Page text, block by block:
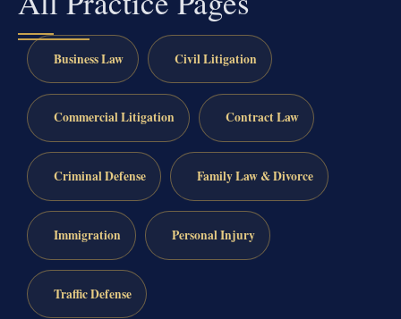
Business Law Civil Litigation
Commercial Litigation Contract Law
Criminal Defense Family Law & Divorce
Immigration Personal Injury
Traffic Defense